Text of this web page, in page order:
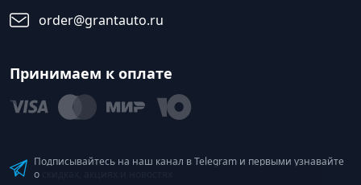
order@grantauto.ru
Принимаем к оплате
Подписывайтесь на наш канал в Telegram и первыми узнавайте
о скидках, акциях и новостях